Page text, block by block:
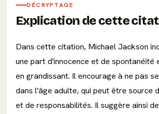
DÉCRYPTAGE
Explication de cette
Dans cette citation, Michael Jackson
une part d'innocence et de spontanéité
en grandissant. Il encourage à ne pas
dans l'âge adulte, qui peut être source
et de responsabilités. Il suggère ainsi